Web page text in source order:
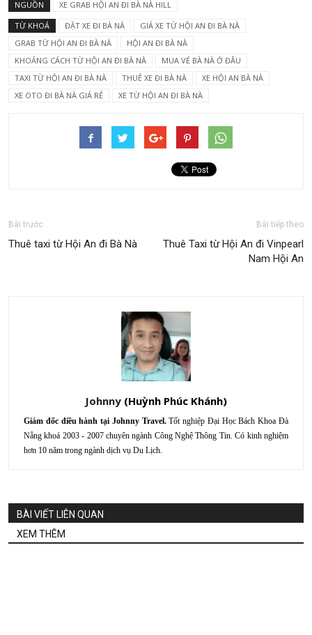
NGUỒN
XE GRAB HỘI AN ĐI BÀ NÀ HILL
TỪ KHOÁ
ĐẶT XE ĐI BÀ NÀ
GIÁ XE TỪ HỘI AN ĐI BÀ NÀ
GRAB TỪ HỘI AN ĐI BÀ NÀ
HỘI AN ĐI BÀ NÀ
KHOẢNG CÁCH TỪ HỘI AN ĐI BÀ NÀ
MUA VÉ BÀ NÀ Ở ĐÂU
TAXI TỪ HỘI AN ĐI BÀ NÀ
THUÊ XE ĐI BÀ NÀ
XE HỘI AN BÀ NÀ
XE OTO ĐI BÀ NÀ GIÁ RẺ
XE TỪ HỘI AN ĐI BÀ NÀ
Bài trước
Thuê taxi từ Hội An đi Bà Nà
Bài tiếp theo
Thuê Taxi từ Hội An đi Vinpearl
Nam Hội An
Johnny
Giám đốc điều hành tại Johnny Travel.Tốt nghiệp Đại Học Bách Khoa Đà
Nẵng khoá 2003 - 2007 chuyên ngành Công Nghệ Thông Tin. Có kinh nghiệm
hơn 10 năm trong ngành dịch vụ Du Lịch.
BÀI VIẾT LIÊN QUAN
XEM THÊM